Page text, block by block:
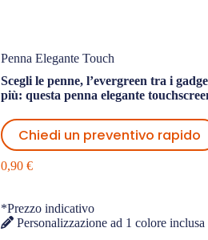
Penna Elegante Touch
Scegli le penne, l’evergreen tra i
più: questa penna elegante
Chiedi un preventivo rapido
0,90 €
*Prezzo indicativo
Personalizzazione ad 1 colore inclusa